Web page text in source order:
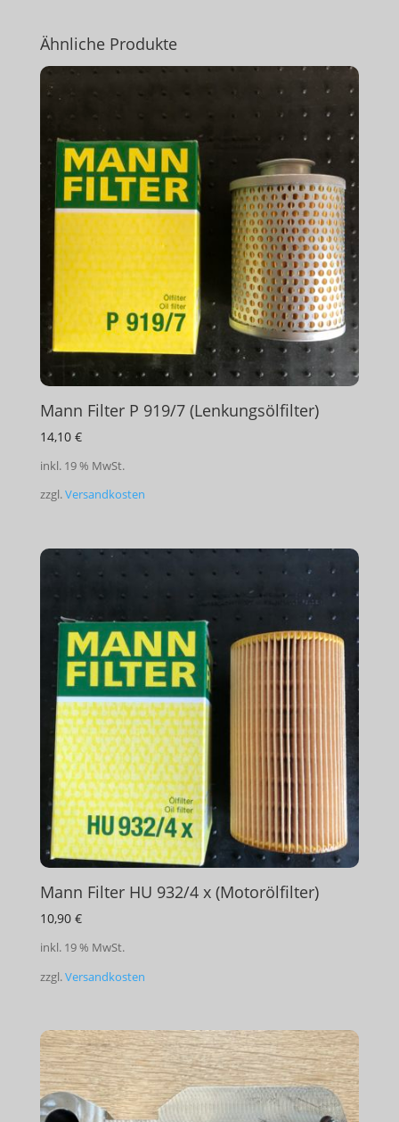
Ähnliche Produkte
Mann Filter P 919/7 (Lenkungsölfilter)
14,10 €
inkl. 19 % MwSt.
zzgl.Versandkosten
Mann Filter HU 932/4 x (Motorölfilter)
10,90 €
inkl. 19 % MwSt.
zzgl.Versandkosten